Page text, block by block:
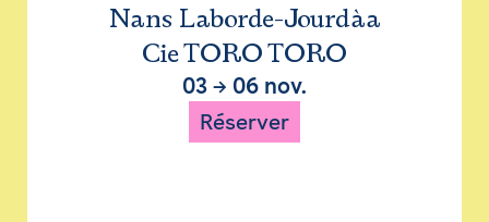
Nans Laborde-Jourdàa
Cie TORO TORO
03 → 06 nov.
Réserver